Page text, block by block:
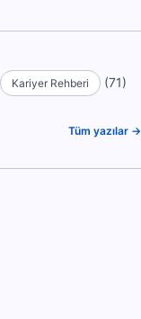
Kariyer Rehberi (71)
Tüm yazılar →